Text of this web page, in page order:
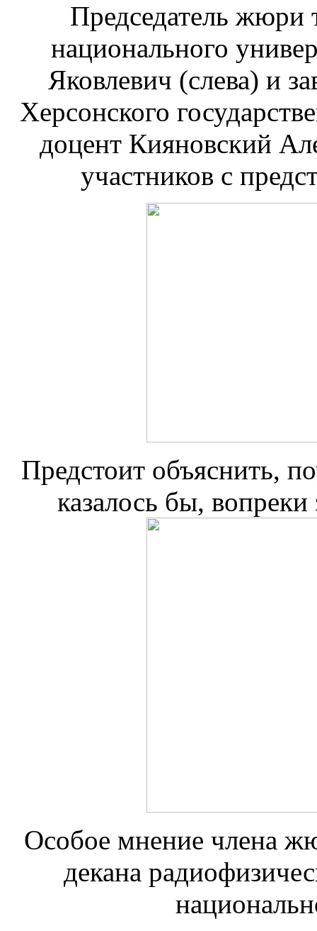
Председатель жюри
национального
Яковлевич (слева) и
Херсонского
доцент Кияновский
участников с
Предстоит объяснить,
казалось бы,
Особое мнение члена
декана